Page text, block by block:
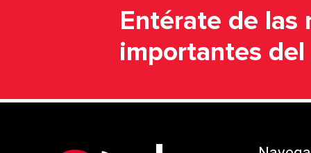
Entérate de las
importantes del